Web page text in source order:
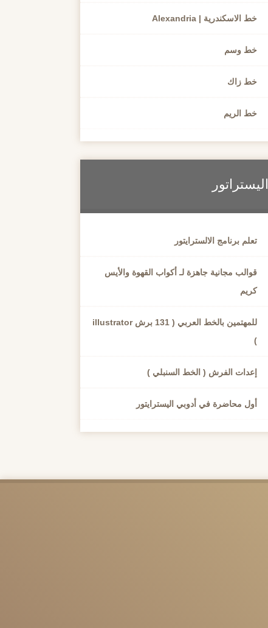
خط الاسكندرية | Alexandria
خط وسم
خط زاك
خط الريم
اليستراتور
تعلم برنامج الالسترايتور
قوالب مجانية جاهزة لـ أكواب القهوة والأيس
كريم
للمهتمين بالخط العربي ( 131 برش illustrator
)
إعدات الفرش ( الخط السنبلي )
أول محاضرة في أدوبي اليسترايتور